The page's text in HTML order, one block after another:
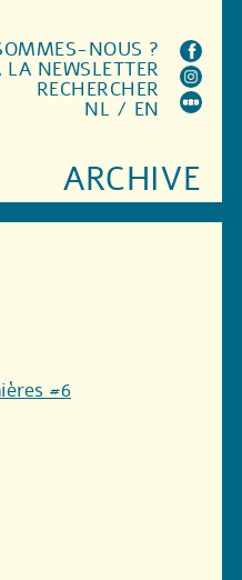
ARCHIVE
NOUS ?
NEWSLETTER
RECHERCHER
NL / EN
#6